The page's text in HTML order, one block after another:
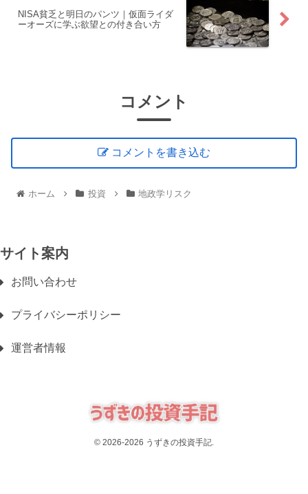
NISA貧乏と明日のパンツ｜仮面ライダ
ーオーズに学ぶ欲望との付き合い方
コメント
コメントを書き込む
ホーム 投資 地政学リスク
サイト案内
お問い合わせ
プライバシーポリシー
運営者情報
© 2026-2026 うずきの投資手記.